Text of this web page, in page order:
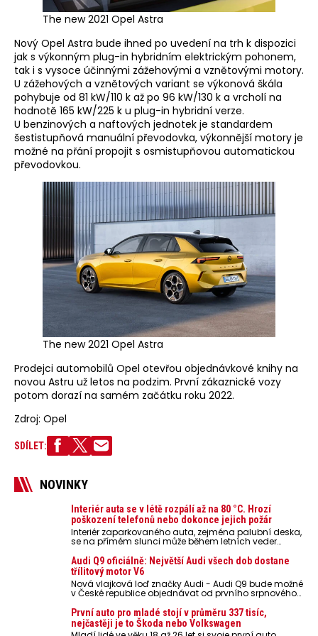
The new 2021 Opel Astra
Nový Opel Astra bude ihned po uvedení na trh k dispozici
jak s výkonným plug-in hybridním elektrickým pohonem,
tak i s vysoce účinnými zážehovými a vznětovými motory.
U zážehových a vznětových variant se výkonová škála
pohybuje od 81 kW/110 k až po 96 kW/130 k a vrcholí na
hodnotě 165 kW/225 k u plug-in hybridní verze.
U benzinových a naftových jednotek je standardem
šestistupňová manuální převodovka, výkonnější motory je
možné na přání propojit s osmistupňovou automatickou
převodovkou.
The new 2021 Opel Astra
Prodejci automobilů Opel otevřou objednávkové knihy na
novou Astru už letos na podzim. První zákaznické vozy
potom dorazí na samém začátku roku 2022.
Zdroj: Opel
SDÍLET:
NOVINKY
Interiér auta se v létě rozpálí až na 80 °C. Hrozí
poškození telefonů nebo dokonce jejich požár
Interiér zaparkovaného auta, zejména palubní deska,
se na přímém slunci může během letních veder
nebezpečí pro odložené mobilní telefony, powerbanky
nebo notebooky. Můžou urychlit stárnutí baterií,
poškodit elektroniku a ve výjimečných případech i
zvýšit riziko požáru.
Audi Q9 oficiálně: Největší Audi všech dob dostane
třílitový motor V6
Nová vlajková loď značky Audi - Audi Q9 bude možné
v České republice objednávat od prvního srpnového
První auto pro mladé stojí v průměru 337 tisíc,
nejčastěji je to Škoda nebo Volkswagen